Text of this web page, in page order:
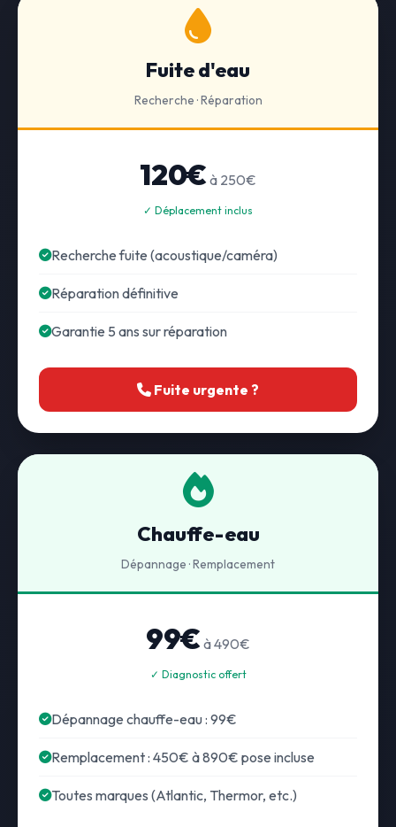
Fuite d'eau
Recherche · Réparation
120€ à 250€
✓ Déplacement inclus
Recherche fuite (acoustique/caméra)
Réparation définitive
Garantie 5 ans sur réparation
Fuite urgente ?
Chauffe-eau
Dépannage · Remplacement
99€ à 490€
✓ Diagnostic offert
Dépannage chauffe-eau : 99€
Remplacement : 450€ à 890€ pose incluse
Toutes marques (Atlantic, Thermor, etc.)